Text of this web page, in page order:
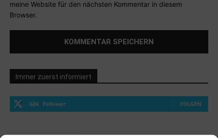
meine Website für den nächsten Kommentar in diesem
Browser.
Immer zuerst informiert
624 Follower FOLGEN